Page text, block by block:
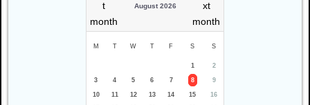
August 2026
M T W T F S S
1 2
3 4 5 6 7 8 9
10 11 12 13 14 15 16